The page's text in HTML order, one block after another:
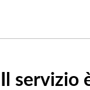
Il servizio